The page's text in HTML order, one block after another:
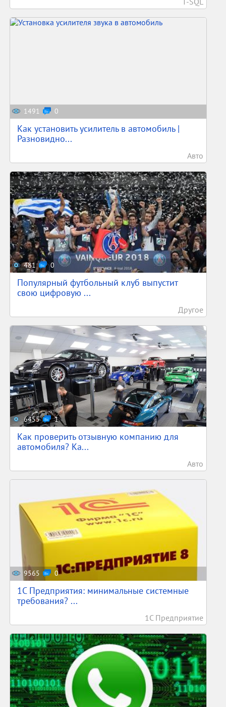
1491 0
Как установить усилитель в автомобиль |
Разновидно...
Авто
481 0
Популярный футбольный клуб выпустит
свою цифровую ...
Другое
6455 1
Как проверить отзывную компанию для
автомобиля? Ка...
Авто
9565 0
1С Предприятия: минимальные системные
требования? ...
1С Предприятие